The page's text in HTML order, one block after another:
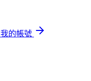
我的帳號